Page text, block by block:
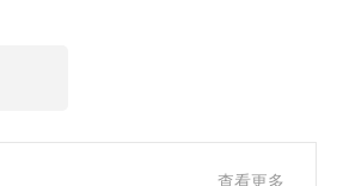
查看更多